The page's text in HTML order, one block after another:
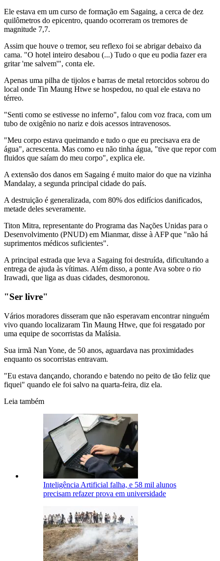
Ele estava em um curso de formação em Sagaing, a cerca de dez
quilômetros do epicentro, quando ocorreram os tremores de
magnitude 7,7.
Assim que houve o tremor, seu reflexo foi se abrigar debaixo da
cama. "O hotel inteiro desabou (...) Tudo o que eu podia fazer era
gritar 'me salvem'", conta ele.
Apenas uma pilha de tijolos e barras de metal retorcidos sobrou do
local onde Tin Maung Htwe se hospedou, no qual ele estava no
térreo.
"Senti como se estivesse no inferno", falou com voz fraca, com um
tubo de oxigênio no nariz e dois acessos intravenosos.
"Meu corpo estava queimando e tudo o que eu precisava era de
água", acrescenta. Mas como eu não tinha água, "tive que repor com
fluidos que saíam do meu corpo", explica ele.
A extensão dos danos em Sagaing é muito maior do que na vizinha
Mandalay, a segunda principal cidade do país.
A destruição é generalizada, com 80% dos edifícios danificados,
metade deles severamente.
Titon Mitra, representante do Programa das Nações Unidas para o
Desenvolvimento (PNUD) em Mianmar, disse à AFP que "não há
suprimentos médicos suficientes".
A principal estrada que leva a Sagaing foi destruída, dificultando a
entrega de ajuda às vítimas. Além disso, a ponte Ava sobre o rio
Irawadi, que liga as duas cidades, desmoronou.
"Ser livre"
Vários moradores disseram que não esperavam encontrar ninguém
vivo quando localizaram Tin Maung Htwe, que foi resgatado por
uma equipe de socorristas da Malásia.
Sua irmã Nan Yone, de 50 anos, aguardava nas proximidades
enquanto os socorristas entravam.
"Eu estava dançando, chorando e batendo no peito de tão feliz que
fiquei" quando ele foi salvo na quarta-feira, diz ela.
Leia também
Inteligência Artificial falha, e 58 mil alunos
precisam refazer prova em universidade